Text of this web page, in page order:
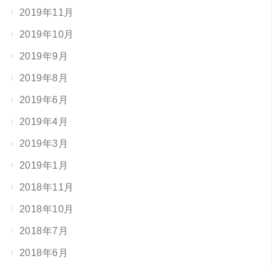
2019年11月
2019年10月
2019年9月
2019年8月
2019年6月
2019年4月
2019年3月
2019年1月
2018年11月
2018年10月
2018年7月
2018年6月